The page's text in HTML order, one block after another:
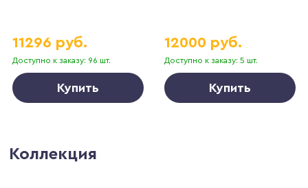
Доступно к заказу: 96 шт.
11296 руб.
Купить
Доступно к заказу: 5 шт.
12000 руб.
Купить
Коллекция